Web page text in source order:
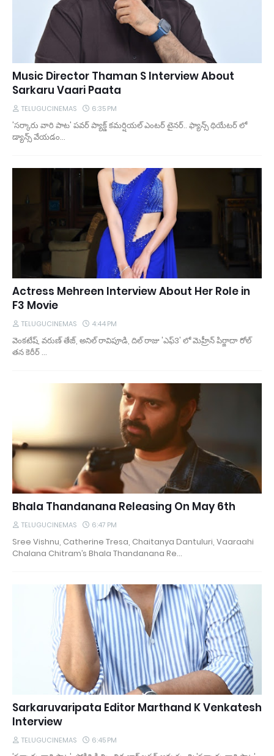
Music Director Thaman S Interview About
Sarkaru Vaari Paata
TELUGUCINEMAS 6:35 PM
'సర్కారు వారి పాట' పవర్ ప్యాక్డ్ కమర్షియల్ ఎంటర్ టైనర్.. ఫ్యాన్స్ థియేటర్ లో
డ్యాన్స్ వేయడం…
Actress Mehreen Interview About Her Role in
F3 Movie
TELUGUCINEMAS 4:44 PM
వెంకటేష్, వరుణ్ తేజ్, అనిల్ రావిపూడి, దిల్ రాజు 'ఎఫ్3' లో మెహ్రీన్ పిర్జాదా రోల్
తన కెరీర్ …
Bhala Thandanana Releasing On May 6th
TELUGUCINEMAS 6:47 PM
Sree Vishnu, Catherine Tresa, Chaitanya Dantuluri, Vaaraahi
Chalana Chitram’s Bhala Thandanana Re…
Sarkaruvaripata Editor Marthand K Venkatesh
Interview
TELUGUCINEMAS 6:45 PM